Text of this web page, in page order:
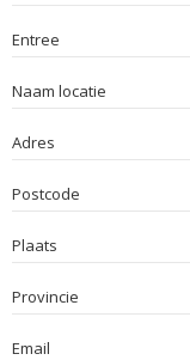
Entree
Naam locatie
Adres
Postcode
Plaats
Provincie
Email